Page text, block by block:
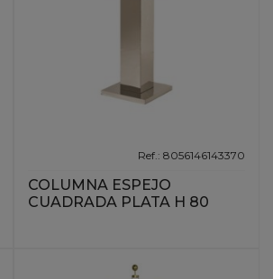
Ref.: 8056146143370
COLUMNA ESPEJO
CUADRADA PLATA H 80